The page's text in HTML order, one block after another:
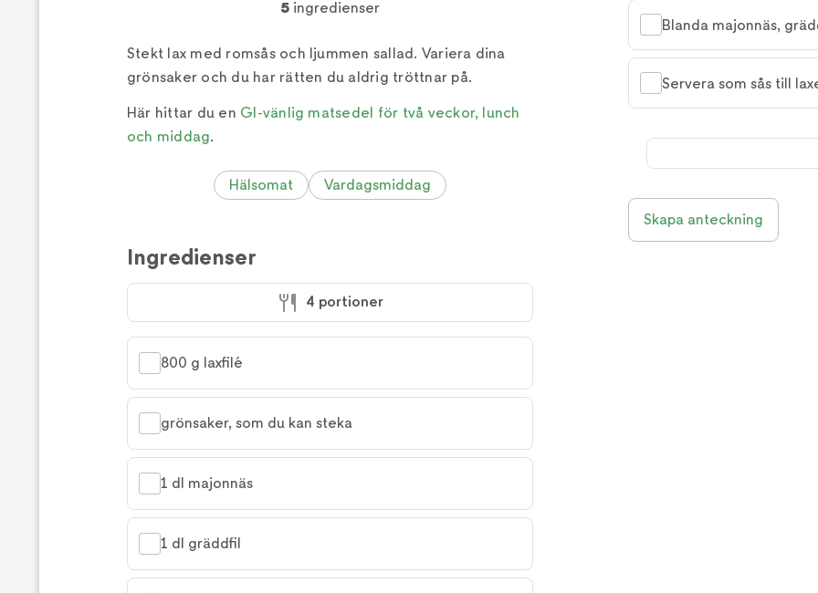
5 ingredienser
Stekt lax med romsås och ljummen sallad. Variera dina
grönsaker och du har rätten du aldrig tröttnar på.
Här hittar du en GI-vänlig matsedel för två veckor, lunch
och middag.
Hälsomat Vardagsmiddag
Ingredienser
4 portioner
800 g laxfilé
grönsaker, som du kan steka
1 dl majonnäs
1 dl gräddfil
Blanda majonnäs,
Servera som sås till
Skapa anteckning